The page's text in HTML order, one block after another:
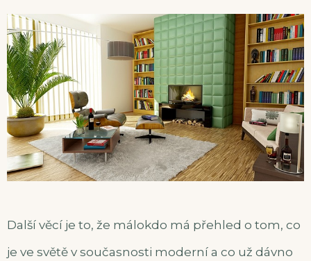
Další věcí je to, že málokdo má přehled o tom, co
je ve světě v současnosti moderní a co už dávno